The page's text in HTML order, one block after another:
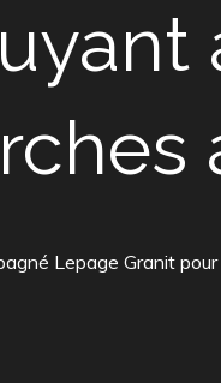
Lepage Granit